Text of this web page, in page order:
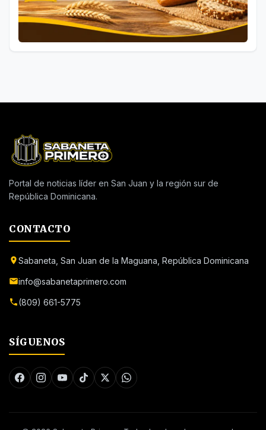
Portal de noticias líder en San Juan y la región sur de
República Dominicana.
CONTACTO
Sabaneta, San Juan de la Maguana, República Dominicana
info@sabanetaprimero.com
(809) 661-5775
SÍGUENOS